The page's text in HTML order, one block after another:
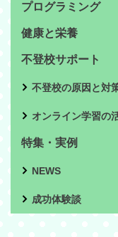
プログラミング
健康と栄養
不登校サポート
不登校の原因と対
オンライン学習の
特集・実例
NEWS
成功体験談